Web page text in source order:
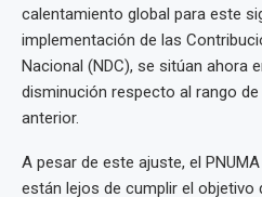
calentamiento global para este
implementación de las
Nacional (NDC), se sitúan ahora
disminución respecto al rango de
anterior.
A pesar de este ajuste, el
están lejos de cumplir el objetivo